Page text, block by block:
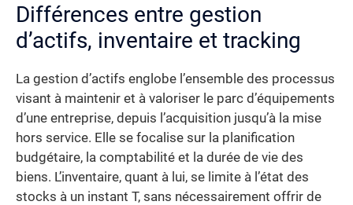
Différences entre gestion
d’actifs, inventaire et tracking
La gestion d’actifs englobe l’ensemble des processus
visant à maintenir et à valoriser le parc d’équipements
d’une entreprise, depuis l’acquisition jusqu’à la mise
hors service. Elle se focalise sur la planification
budgétaire, la comptabilité et la durée de vie des
biens. L’inventaire, quant à lui, se limite à l’état des
stocks à un instant T, sans nécessairement offrir de